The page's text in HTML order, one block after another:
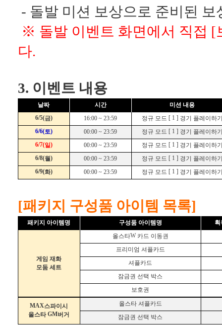
- 돌발 미션 보상으로 준비된
※ 돌발 이벤트 화면에서 직접 [
다.
3. 이벤트 내용
날짜 시간
미션 내용
6/5(금) 16:00 ~ 23:59 정규 모드 [ 1 ] 경기 플레이하
6/6(토) 00:00 ~ 23:59 정규 모드 [ 1 ] 경기 플레이하
6/7(일) 00:00 ~ 23:59 정규 모드 [ 1 ] 경기 플레이하
6/8(월) 00:00 ~ 23:59 정규 모드 [ 1 ] 경기 플레이하
6/9(화) 00:00 ~ 23:59 정규 모드 [ 1 ] 경기 플레이하
[패키지 구성품 아이템 목록]
패키지 아이템명 구성품 아이템명 획
게임 재화
모둠 세트
올스타W 카드 이동권
프리미엄 셔플카드
셔플카드
잠금권 선택 박스
보호권
MAX스파이시
올스타GM버거
올스타 셔플카드
잠금권 선택 박스